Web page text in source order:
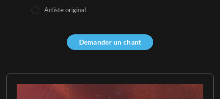
Artiste original
Demander un chant